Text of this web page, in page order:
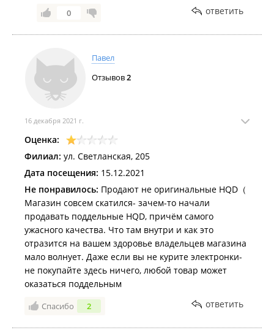
0 ответить
Павел
Отзывов2
16 декабря 2021 г.
Оценка:
Филиал: ул. Светланская, 205
Дата посещения: 15.12.2021
Не понравилось: Продают не оригинальные HQD（
Магазин совсем скатился- зачем-то начали
продавать поддельные HQD, причём самого
ужасного качества. Что там внутри и как это
отразится на вашем здоровье владельцев магазина
мало волнует. Даже если вы не курите электронки-
не покупайте здесь ничего, любой товар может
оказаться поддельным
Спасибо 2 ответить